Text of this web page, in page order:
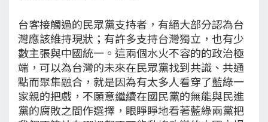
台客接觸過的民眾黨支持者，有絕大部分認為台
灣應該維持現狀；有許多支持台灣獨立，也有少
數主張與中國統一。這兩個水火不容的的政治極
端，可以為台灣的未來在民眾黨找到共識、共通
點而聚集融合，就是因為有太多人看穿了藍綠一
家親的把戲，不願意繼續在國民黨的無能與民進
黨的腐敗之間作選擇，眼睜睜地看著藍綠兩黨把